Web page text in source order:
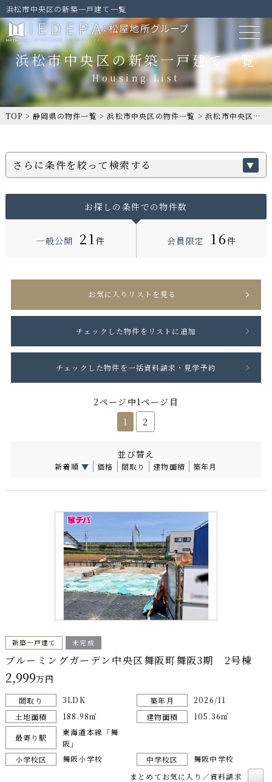
浜松市中央区の新築一戸建て一覧
TOP > 静岡県の物件一覧 > 浜松市中央区の物件一覧 > 浜松市中央区の新築一戸建て一覧
浜松市中央区の新築一戸建て一覧
さらに条件を絞って検索する
お探しの条件での物件数
一般公開 21件 会員限定 16件
お気に入りリストを見る
2ページ中1ページ目
1
2
並び替え
新着順 ▼ 価格 間取り 建物面積 築年月
新築一戸建て 未完成
ブルーミングガーデン中央区舞阪町舞阪3期 2号棟
2,999万円
間取り 3LDK 築年月
2026/11
土地面積
188.98㎡ 建物面積 105.36㎡
最寄り駅
東海道本線「舞
阪」
小学校区
舞阪小学校 中学校区
舞阪中学校
まとめてお気に入り／資料請求